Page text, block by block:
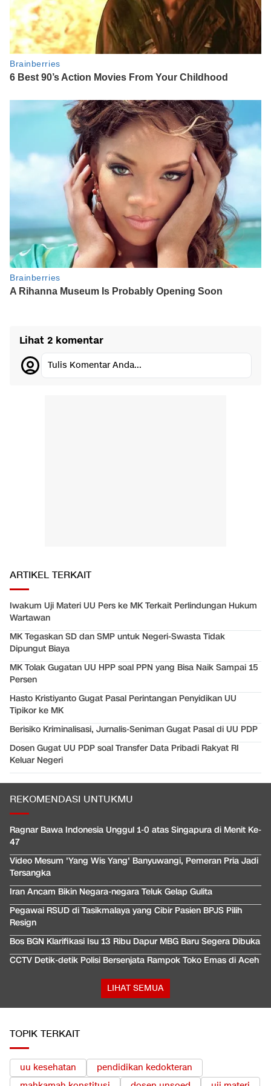
Lihat 2 komentar
Tulis Komentar Anda...
ARTIKEL TERKAIT
Iwakum Uji Materi UU Pers ke MK Terkait Perlindungan Hukum
Wartawan
MK Tegaskan SD dan SMP untuk Negeri-Swasta Tidak
Dipungut Biaya
MK Tolak Gugatan UU HPP soal PPN yang Bisa Naik Sampai 15
Persen
Hasto Kristiyanto Gugat Pasal Perintangan Penyidikan UU
Tipikor ke MK
Berisiko Kriminalisasi, Jurnalis-Seniman Gugat Pasal di UU PDP
Dosen Gugat UU PDP soal Transfer Data Pribadi Rakyat RI
Keluar Negeri
REKOMENDASI UNTUKMU
Ragnar Bawa Indonesia Unggul 1-0 atas Singapura di Menit Ke-
47
Video Mesum 'Yang Wis Yang' Banyuwangi, Pemeran Pria Jadi
Tersangka
Iran Ancam Bikin Negara-negara Teluk Gelap Gulita
Pegawai RSUD di Tasikmalaya yang Cibir Pasien BPJS Pilih
Resign
Bos BGN Klarifikasi Isu 13 Ribu Dapur MBG Baru Segera Dibuka
CCTV Detik-detik Polisi Bersenjata Rampok Toko Emas di Aceh
LIHAT SEMUA
TOPIK TERKAIT
uu kesehatan
pendidikan kedokteran